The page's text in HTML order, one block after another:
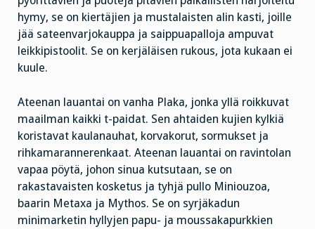
hymy, se on kiertäjien ja mustalaisten alin kasti, joille
jää sateenvarjokauppa ja saippuapalloja ampuvat
leikkipistoolit. Se on kerjäläisen rukous, jota kukaan ei
kuule.
Ateenan lauantai on vanha Plaka, jonka yllä roikkuvat
maailman kaikki t-paidat. Sen ahtaiden kujien kylkiä
koristavat kaulanauhat, korvakorut, sormukset ja
rihkamarannerenkaat. Ateenan lauantai on ravintolan
vapaa pöytä, johon sinua kutsutaan, se on
rakastavaisten kosketus ja tyhjä pullo Miniouzoa,
baarin Metaxa ja Mythos. Se on syrjäkadun
minimarketin hyllyjen papu- ja moussakapurkkien